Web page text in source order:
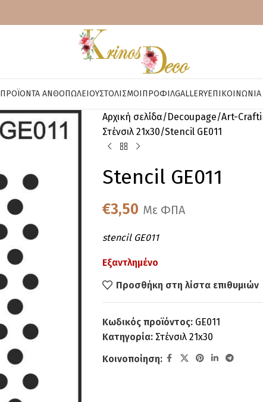
ΠΡΟΪΌΝΤΑ ΑΝΘΟΠΩΛΕΊΟΥΣΤΟΛΙΣΜΟΊΠΡΟΦΊΛGALLERYΕΠΙΚΟΙΝΩΝΊΑ
Αρχική σελίδα Decoupage Art-
Στένσιλ 21x30 Stencil GE011
Stencil GE011
€3,50 Με ΦΠΑ
stencil GE011
Εξαντλημένο
Προσθήκη στη λίστα επιθυμιών
Κωδικός προϊόντος: GE011
Κατηγορία: Στένσιλ 21x30
Κοινοποίηση: